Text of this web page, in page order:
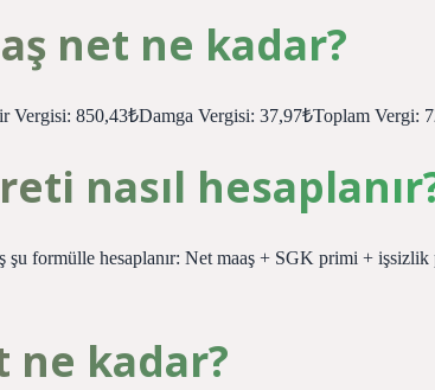
net ne kadar?
850,43₺Damga Vergisi: 37,97₺Toplam Vergi:
nasıl
şu formülle hesaplanır: Net maaş + SGK primi +
ne kadar?